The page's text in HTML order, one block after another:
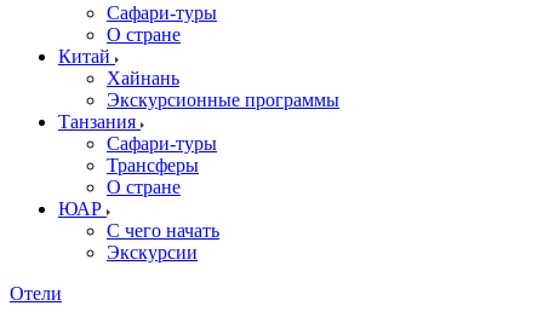
Сафари-туры
О стране
Китай
Хайнань
Экскурсионные программы
Танзания
Сафари-туры
Трансферы
О стране
ЮАР
С чего начать
Экскурсии
Отели